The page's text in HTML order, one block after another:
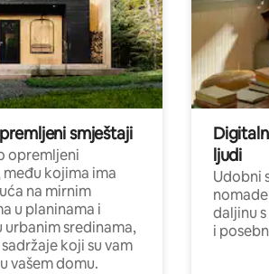
smještaji
opremljeni
kojima ima
na mirnim
u planinama i
urbanim sredinama,
koji su vam
vašem domu.
ljudi
Udobni
daljinu
i